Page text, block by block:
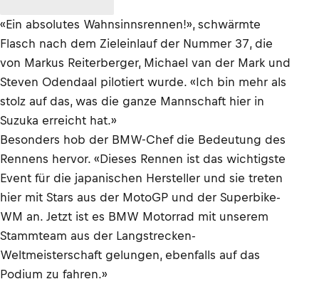
«Ein absolutes Wahnsinnsrennen!», schwärmte
Flasch nach dem Zieleinlauf der Nummer 37, die
von Markus Reiterberger, Michael van der Mark und
Steven Odendaal pilotiert wurde. «Ich bin mehr als
stolz auf das, was die ganze Mannschaft hier in
Suzuka erreicht hat.»
Besonders hob der BMW-Chef die Bedeutung des
Rennens hervor. «Dieses Rennen ist das wichtigste
Event für die japanischen Hersteller und sie treten
hier mit Stars aus der MotoGP und der Superbike-
WM an. Jetzt ist es BMW Motorrad mit unserem
Stammteam aus der Langstrecken-
Weltmeisterschaft gelungen, ebenfalls auf das
Podium zu fahren.»